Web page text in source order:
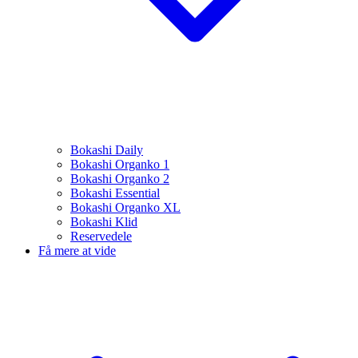
Bokashi Daily
Bokashi Organko 1
Bokashi Organko 2
Bokashi Essential
Bokashi Organko XL
Bokashi Klid
Reservedele
Få mere at vide